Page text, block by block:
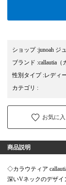
ショップ:junoah ジ
ブランド :callautia
性別タイプ:レディ
カテゴリ :
お気に
商品説明
◇カラウティア
深いVネックのデザイ